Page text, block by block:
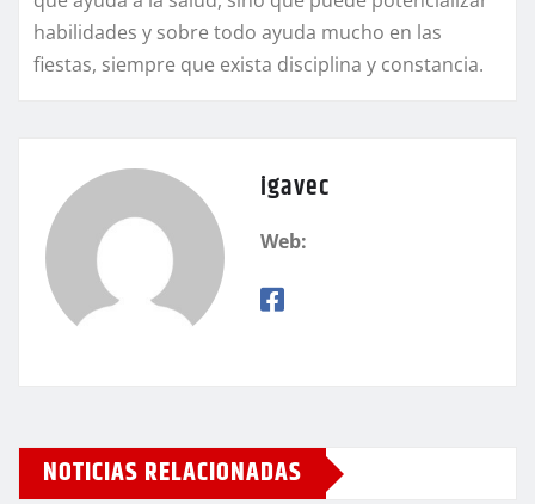
habilidades y sobre todo ayuda mucho en las
fiestas, siempre que exista disciplina y constancia.
igavec
Web:
NOTICIAS RELACIONADAS